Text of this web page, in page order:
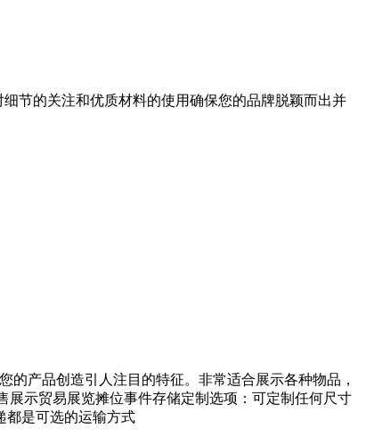
节的关注和优质材料的使用确保您的品牌脱颖而出并
产品创造引人注目的特征。非常适合展示各种物品，
示贸易展览摊位事件存储定制选项：可定制任何尺寸
都是可选的运输方式